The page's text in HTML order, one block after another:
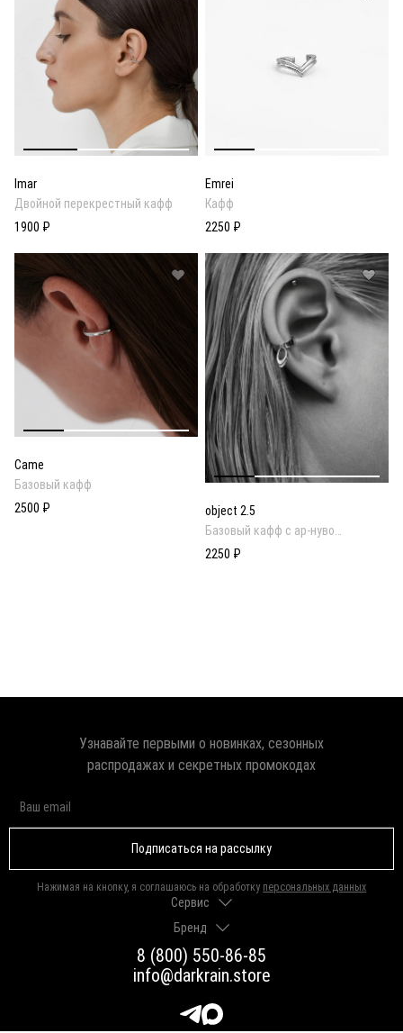
Imar
Двойной перекрестный кафф
1900 ₽
Emrei
Кафф
2250 ₽
Came
Базовый кафф
2500 ₽
object 2.5
Базовый кафф с ар-нуво
подвеской
2250 ₽
8 (800) 550-86-85
info@darkrain.store
Сервис
Доставка и оплата
Гарантии и возврат
Как выбрать размер
Уход за украшениями
Яндекс Пэй
Долями
Бренд
О нас
Программа лояльности
Магазины
Узнавайте первыми о новинках, сезонных
распродажах и секретных промокодах
Подписаться на рассылку
Нажимая на кнопку, я соглашаюсь на обработку персональных данных